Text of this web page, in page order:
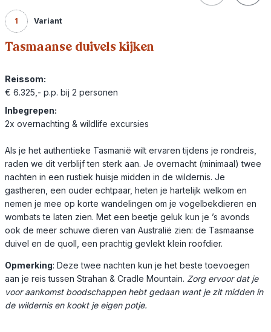
1 Variant
Tasmaanse duivels kijken
Reissom:
€ 6.325,- p.p. bij 2 personen
Inbegrepen:
2x overnachting & wildlife excursies
Als je het authentieke Tasmanië wilt ervaren tijdens je rondreis,
raden we dit verblijf ten sterk aan. Je overnacht (minimaal) twee
nachten in een rustiek huisje midden in de wildernis. Je
gastheren, een ouder echtpaar, heten je hartelijk welkom en
nemen je mee op korte wandelingen om je vogelbekdieren en
wombats te laten zien. Met een beetje geluk kun je ’s avonds
ook de meer schuwe dieren van Australië zien: de Tasmaanse
duivel en de quoll, een prachtig gevlekt klein roofdier.
Opmerking: Deze twee nachten kun je het beste toevoegen
aan je reis tussen Strahan & Cradle Mountain. Zorg ervoor dat je
voor aankomst boodschappen hebt gedaan want je zit midden in
de wildernis en kookt je eigen potje.